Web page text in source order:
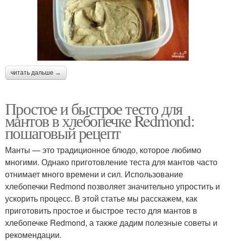
читать дальше →
Простое и быстрое тесто для
мантов в хлебопечке Redmond:
пошаговый рецепт
Манты — это традиционное блюдо, которое любимо
многими. Однако приготовление теста для мантов часто
отнимает много времени и сил. Использование
хлебопечки Redmond позволяет значительно упростить и
ускорить процесс. В этой статье мы расскажем, как
приготовить простое и быстрое тесто для мантов в
хлебопечке Redmond, а также дадим полезные советы и
рекомендации.